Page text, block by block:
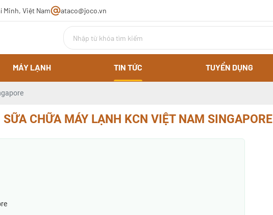
Minh, Việt Nam ataco@joco.vn
MÁY LẠNH TIN TỨC TUYỂN DỤNG
SỮA CHỮA MÁY LẠNH KCN VIỆT NAM SINGAPORE